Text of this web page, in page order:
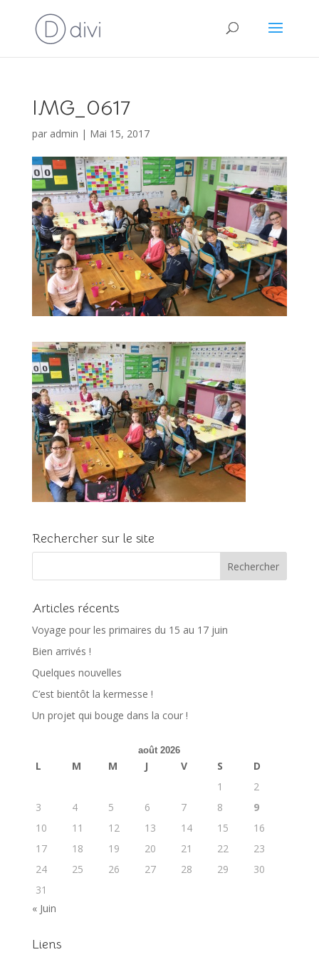
IMG_0617
par admin | Mai 15, 2017
Rechercher sur le site
Articles récents
Voyage pour les primaires du 15 au 17 juin
Bien arrivés !
Quelques nouvelles
C’est bientôt la kermesse !
Un projet qui bouge dans la cour !
août 2026
L M M J V S
D
1
2
3
4 5 6 7 8
9
10
11 12 13 14 15
16
17
18 19 20 21 22
23
24
25 26 27 28 29
30
31
« Juin
Liens